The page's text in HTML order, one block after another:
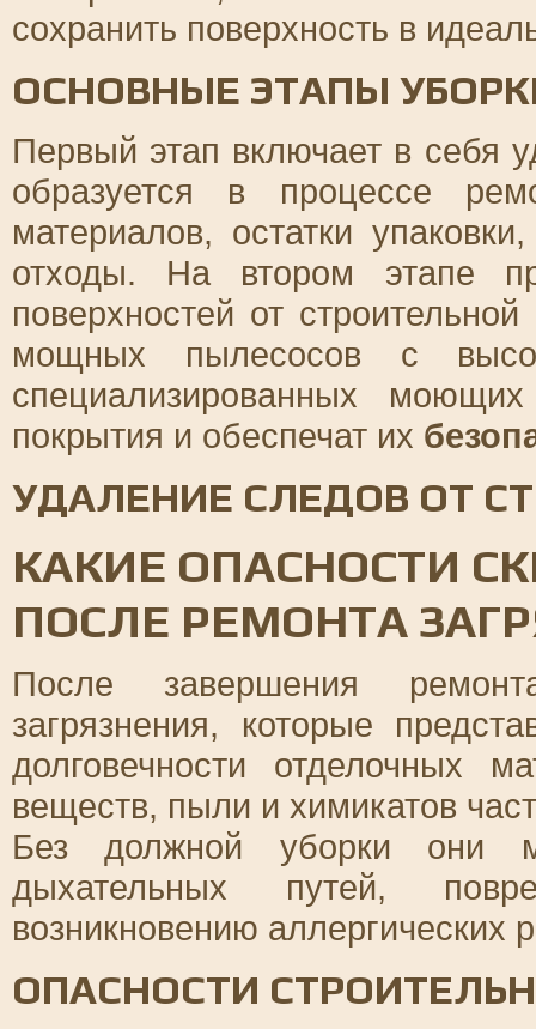
сохранить поверхность в
ОСНОВНЫЕ ЭТАПЫ
Первый этап включает в себя
образуется в процессе
материалов, остатки
отходы. На втором этапе
поверхностей от
мощных пылесосов с
специализированных
покрытия и обеспечат их
УДАЛЕНИЕ СЛЕДОВ ОТ
КАКИЕ ОПАСНОСТИ
ПОСЛЕ РЕМОНТА
После завершения
загрязнения, которые
долговечности отделочных
веществ, пыли и химикатов
Без должной уборки они
дыхательных путей,
возникновению аллергических
ОПАСНОСТИ